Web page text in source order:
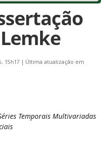
15h17 | Última atualização em
Temporais Multivariadas